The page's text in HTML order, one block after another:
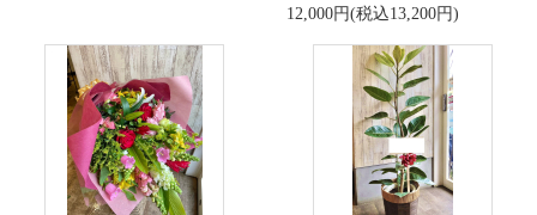
12,000円(税込13,200円)